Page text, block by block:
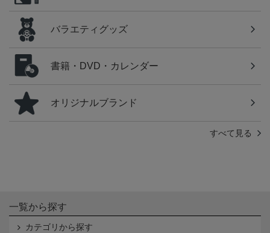
バラエティグッズ
書籍・DVD・カレンダー
オリジナルブランド
すべて見る
一覧から探す
カテゴリから探す